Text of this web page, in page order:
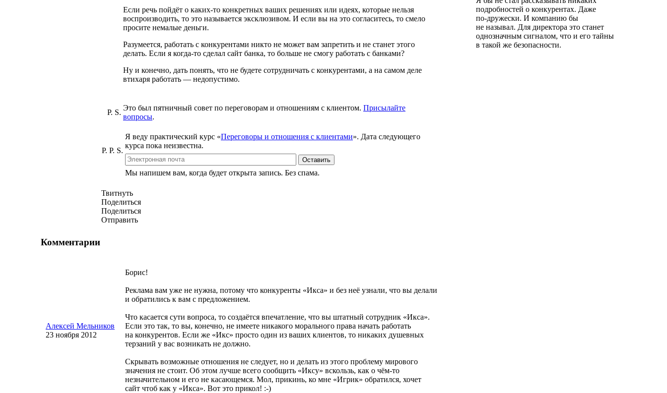
Если речь пойдёт о каких-то конкретных ваших решениях или идеях, которые нельзя
воспроизводить, то это называется эксклюзивом. И если вы на это согласитесь, то смело
просите немалые деньги.
Разумеется, работать с конкурентами никто не может вам запретить и не станет этого
делать. Если я когда-то сделал сайт банка, то больше не смогу работать с банками?
Ну и конечно, дать понять, что не будете сотрудничать с конкурентами, а на самом деле
втихаря работать — недопустимо.
подробностей о конкурентах. Даже
по-дружески. И компанию бы
не называл. Для директора это станет
однозначным сигналом, что и его тайны
в такой же безопасности.
P. S.
Это был пятничный совет по переговорам и отношениям с клиентом. Присылайте
вопросы.
P. P. S.
Я веду практический курс «Переговоры и отношения с клиентами». Дата следующего
курса пока неизвестна.
Оставить
Мы напишем вам, когда будет открыта запись. Без спама.
Твитнуть
Поделиться
Поделиться
Отправить
Комментарии
Алексей Мельников
23 ноября 2012
Борис!
Реклама вам уже не нужна, потому что конкуренты «Икса» и без неё узнали, что вы делали
и обратились к вам с предложением.
Что касается сути вопроса, то создаётся впечатление, что вы штатный сотрудник «Икса».
Если это так, то вы, конечно, не имеете никакого морального права начать работать
на конкурентов. Если же «Икс» просто один из ваших клиентов, то никаких душевных
терзаний у вас возникать не должно.
Скрывать возможные отношения не следует, но и делать из этого проблему мирового
значения не стоит. Об этом лучше всего сообщить «Иксу» вскользь, как о чём-то
незначительном и его не касающемся. Мол, прикинь, ко мне «Игрик» обратился, хочет
сайт чтоб как у «Икса». Вот это прикол! :-)